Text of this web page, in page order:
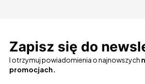
Zapisz się do
I otrzymuj powiadomienia o najnowszych
promocjach.